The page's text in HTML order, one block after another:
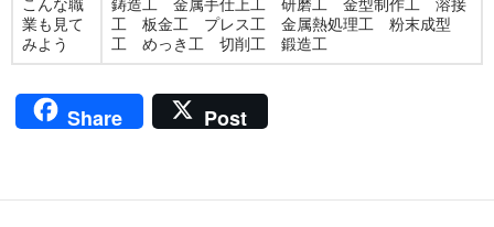
こんな職
業も見て
みよう
鋳造工 金属手仕上工 研磨工 金型制作工 溶接
工 板金工 プレス工 金属熱処理工 粉末成型
工 めっき工 切削工 鍛造工
Share Post